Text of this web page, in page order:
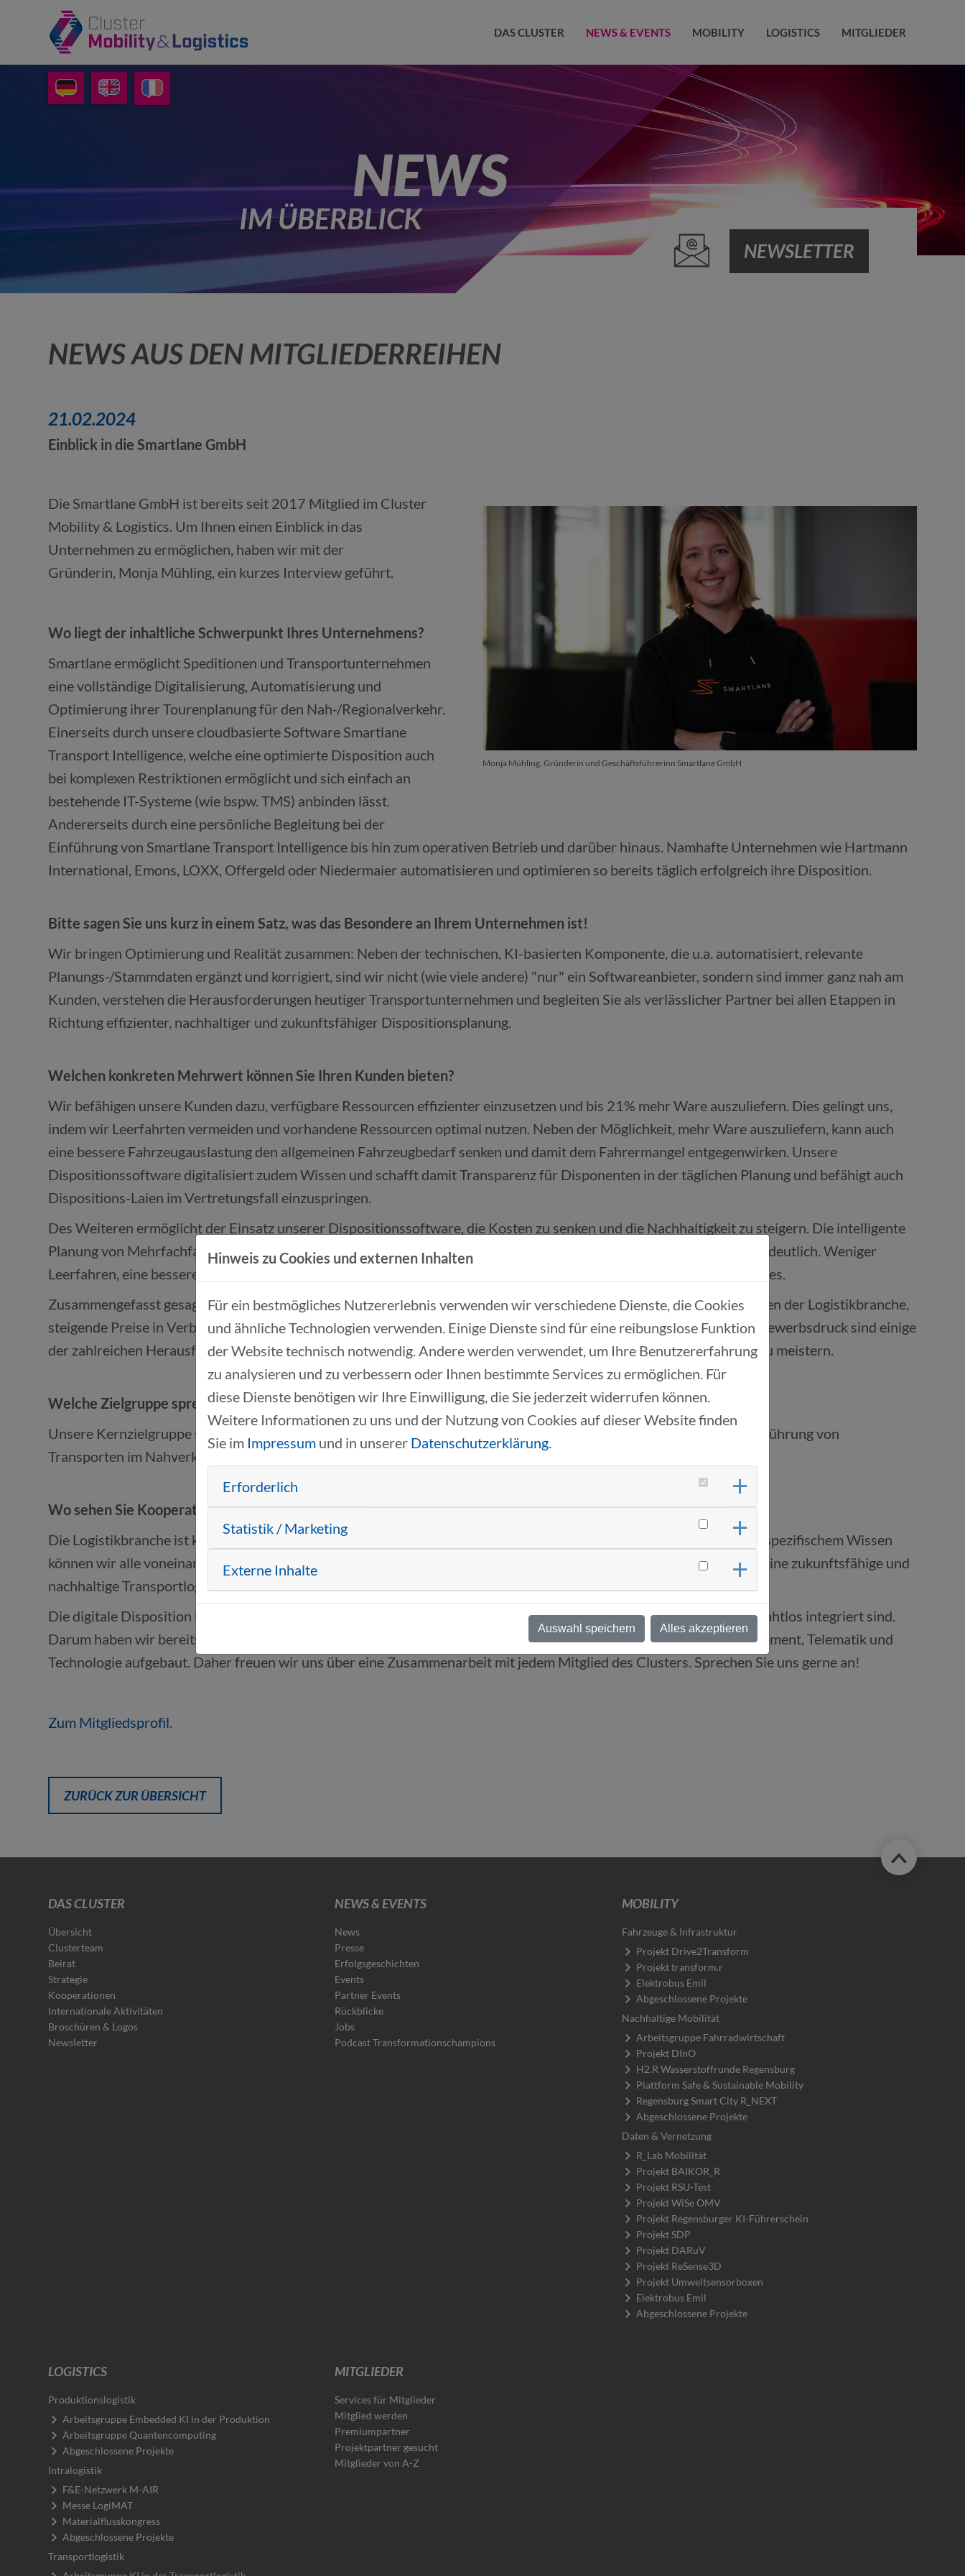
DAS CLUSTER NEWS & EVENTS MOBILITY LOGISTICS MITGLIEDER
NEWS
IM ÜBERBLICK
NEWSLETTER
NEWS AUS DEN MITGLIEDERREIHEN
21.02.2024
Einblick in die Smartlane GmbH
Monja Mühling, Gründerin und Geschäftsführerinn Smartlane GmbH
Die Smartlane GmbH ist bereits seit 2017 Mitglied im Cluster
Mobility & Logistics. Um Ihnen einen Einblick in das
Unternehmen zu ermöglichen, haben wir mit der
Gründerin, Monja Mühling, ein kurzes Interview geführt.
Wo liegt der inhaltliche Schwerpunkt Ihres Unternehmens?
Smartlane ermöglicht Speditionen und Transportunternehmen
eine vollständige Digitalisierung, Automatisierung und
Optimierung ihrer Tourenplanung für den Nah-/Regionalverkehr.
Einerseits durch unsere cloudbasierte Software Smartlane
Transport Intelligence, welche eine optimierte Disposition auch
bei komplexen Restriktionen ermöglicht und sich einfach an
bestehende IT-Systeme (wie bspw. TMS) anbinden lässt.
Andererseits durch eine persönliche Begleitung bei der
Einführung von Smartlane Transport Intelligence bis hin zum operativen Betrieb und darüber hinaus. Namhafte Unternehmen wie Hartmann
International, Emons, LOXX, Offergeld oder Niedermaier automatisieren und optimieren so bereits täglich erfolgreich ihre Disposition.
Bitte sagen Sie uns kurz in einem Satz, was das Besondere an Ihrem Unternehmen ist!
Wir bringen Optimierung und Realität zusammen: Neben der technischen, KI-basierten Komponente, die u.a. automatisiert, relevante
Planungs-/Stammdaten ergänzt und korrigiert, sind wir nicht (wie viele andere) "nur" ein Softwareanbieter, sondern sind immer ganz nah am
Kunden, verstehen die Herausforderungen heutiger Transportunternehmen und begleiten Sie als verlässlicher Partner bei allen Etappen in
Richtung effizienter, nachhaltiger und zukunftsfähiger Dispositionsplanung.
Welchen konkreten Mehrwert können Sie Ihren Kunden bieten?
Wir befähigen unsere Kunden dazu, verfügbare Ressourcen effizienter einzusetzen und bis 21% mehr Ware auszuliefern. Dies gelingt uns,
indem wir Leerfahrten vermeiden und vorhandene Ressourcen optimal nutzen. Neben der Möglichkeit, mehr Ware auszuliefern, kann auch
eine bessere Fahrzeugauslastung den allgemeinen Fahrzeugbedarf senken und damit dem Fahrermangel entgegenwirken. Unsere
Dispositionssoftware digitalisiert zudem Wissen und schafft damit Transparenz für Disponenten in der täglichen Planung und befähigt auch
Dispositions-Laien im Vertretungsfall einzuspringen.
Des Weiteren ermöglicht der Einsatz unserer Dispositionssoftware, die Kosten zu senken und die Nachhaltigkeit zu steigern. Die intelligente
Planung von Mehrfachfahrten erhöht u.a. die Fahrzeugauslastung und senkt damit die Fuhrparkkosten um bis zu 20% deutlich. Weniger
Leerfahren, eine bessere Auslastung und weniger Kilometer bedeuten auch eine merkliche Senkung des CO2 Ausstoßes.
Zusammengefasst gesagt, machen wir unsere Kunden zukunftsfähig. Der Fachkräftemangel in praktisch allen Bereichen der Logistikbranche,
steigende Preise in Verbindung mit wachsendem Bewusstsein für Green Logistics und der steigende Preis- und Wettbewerbsdruck sind einige
der zahlreichen Herausforderungen, vor denen unsere Kunden stehen. Wir unterstützen Sie dabei, diese erfolgreich zu meistern.
Welche Zielgruppe sprechen Sie mit Ihren Produkten an?
Unsere Kernzielgruppe sind Speditionen und allgemein alle Logistikunternehmen, die für die Organisation und Durchführung von
Transporten im Nahverkehr zuständig sind.
Wo sehen Sie Kooperationspotenzial mit anderen Mitgliedern des Clusters?
Die Logistikbranche ist komplex und dynamisch. Durch den Austausch von Erfahrungen, Best Practices und branchenspezifischem Wissen
können wir alle voneinander lernen und gemeinsam Prozesse verbessern. Denn wir haben alle ein gemeinsames Ziel: Eine zukunftsfähige und
nachhaltige Transportlogistik zu gestalten!
Die digitale Disposition kann erst dann sein ganzes Potenzial erreichen, wenn Transportplanung und -durchführung nahtlos integriert sind.
Darum haben wir bereits jetzt ein Partnernetzwerk mit namhaften Unternehmen aus den Bereichen Transportmanagement, Telematik und
Technologie aufgebaut. Daher freuen wir uns über eine Zusammenarbeit mit jedem Mitglied des Clusters. Sprechen Sie uns gerne an!
Zum Mitgliedsprofil.
ZURÜCK ZUR ÜBERSICHT
DAS CLUSTER
Übersicht
Clusterteam
Beirat
Strategie
Kooperationen
Internationale Aktivitäten
Broschüren & Logos
Newsletter
NEWS & EVENTS
News
Presse
Erfolgsgeschichten
Events
Partner Events
Rückblicke
Jobs
Podcast Transformationschampions
MOBILITY
Fahrzeuge & Infrastruktur
Projekt Drive2Transform
Projekt transform.r
Elektrobus Emil
Abgeschlossene Projekte
Nachhaltige Mobilität
Arbeitsgruppe Fahrradwirtschaft
Projekt DInO
H2.R Wasserstoffrunde Regensburg
Plattform Safe & Sustainable Mobility
Regensburg Smart City R_NEXT
Abgeschlossene Projekte
Daten & Vernetzung
R_Lab Mobilität
Projekt BAIKOR_R
Projekt RSU-Test
Projekt WiSe OMV
Projekt Regensburger KI-Führerschein
Projekt SDP
Projekt DARuV
Projekt ReSense3D
Projekt Umweltsensorboxen
Elektrobus Emil
Abgeschlossene Projekte
LOGISTICS
Produktionslogistik
Arbeitsgruppe Embedded KI in der Produktion
Arbeitsgruppe Quantencomputing
Abgeschlossene Projekte
Intralogistik
F&E-Netzwerk M-AIR
Messe LogiMAT
Materialflusskongress
Abgeschlossene Projekte
Transportlogistik
MITGLIEDER
Services für Mitglieder
Mitglied werden
Premiumpartner
Projektpartner gesucht
Mitglieder von A-Z
Hinweis zu Cookies und externen Inhalten
Für ein bestmögliches Nutzererlebnis verwenden wir verschiedene Dienste, die Cookies
und ähnliche Technologien verwenden. Einige Dienste sind für eine reibungslose Funktion
der Website technisch notwendig. Andere werden verwendet, um Ihre Benutzererfahrung
zu analysieren und zu verbessern oder Ihnen bestimmte Services zu ermöglichen. Für
diese Dienste benötigen wir Ihre Einwilligung, die Sie jederzeit widerrufen können.
Weitere Informationen zu uns und der Nutzung von Cookies auf dieser Website finden
Sie im Impressum und in unserer Datenschutzerklärung.
Erforderlich
Statistik / Marketing
Externe Inhalte
Auswahl speichern Alles akzeptieren